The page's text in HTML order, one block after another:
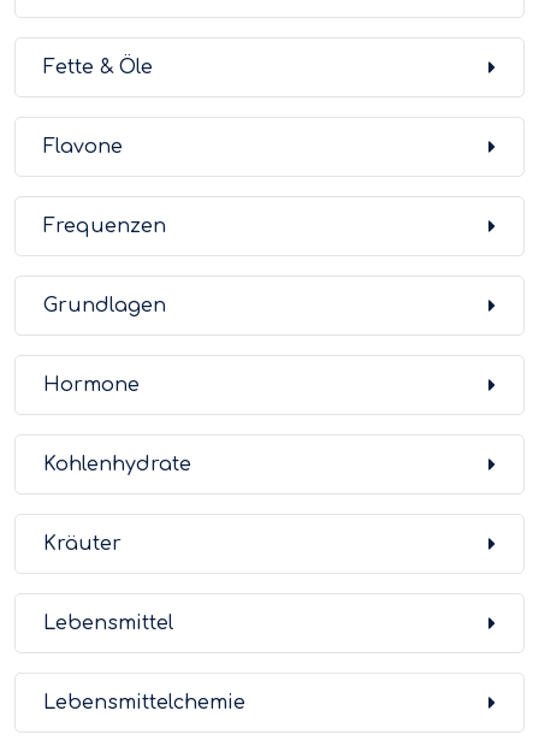
Fette & Öle
Flavone
Frequenzen
Grundlagen
Hormone
Kohlenhydrate
Kräuter
Lebensmittel
Lebensmittelchemie